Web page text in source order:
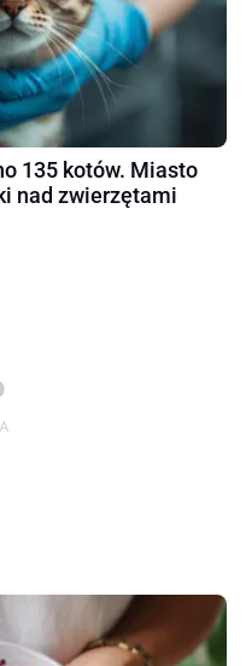
135 kotów. Miasto
nad zwierzętami